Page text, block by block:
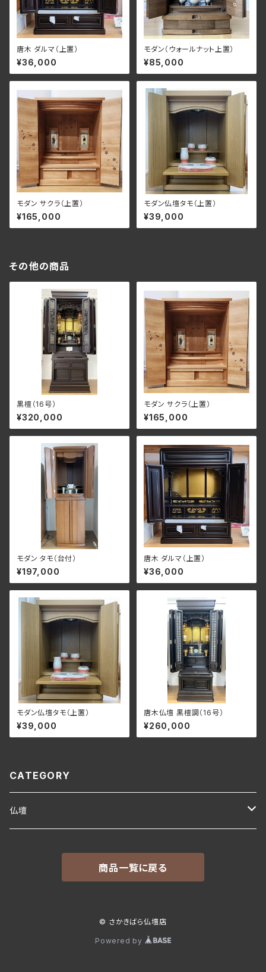
唐木 ダルマ（上置）
¥36,000
モダン（ウォールナット上置）
¥85,000
モダン サクラ（上置）
¥165,000
モダン仏壇タモ（上置）
¥39,000
その他の商品
黒檀（16号）
¥320,000
モダン サクラ（上置）
¥165,000
モダン タモ（台付）
¥197,000
唐木 ダルマ（上置）
¥36,000
モダン仏壇タモ（上置）
¥39,000
唐木仏壇 黒檀調（16号）
¥260,000
CATEGORY
仏壇
商品一覧に戻る
© さかきばら仏壇店
Powered by